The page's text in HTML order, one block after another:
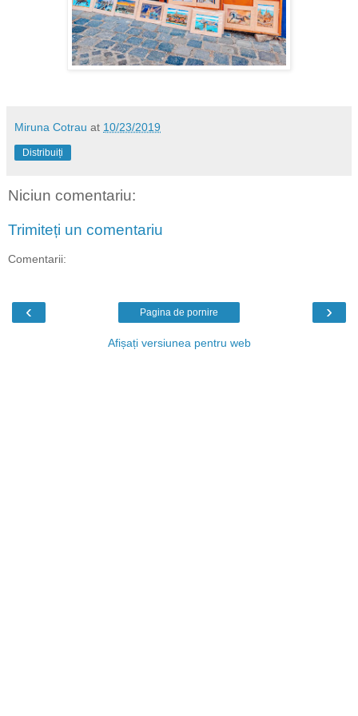
Miruna Cotrau at 10/23/2019
Distribuiți
Niciun comentariu:
Trimiteți un comentariu
Comentarii:
‹ ›
Pagina de pornire
Afișați versiunea pentru web